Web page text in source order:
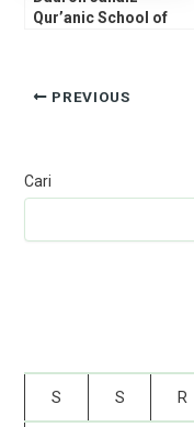
Qur’anic School of
PREVIOUS
Cari
S S R